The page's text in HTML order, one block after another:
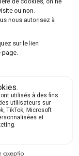
enrichit la
principes de
Les
changent notre
la méthode
une norme qui
la